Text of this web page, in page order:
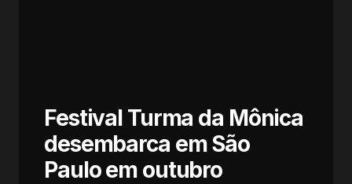
Festival Turma da Mônica
desembarca em São
Paulo em outubro